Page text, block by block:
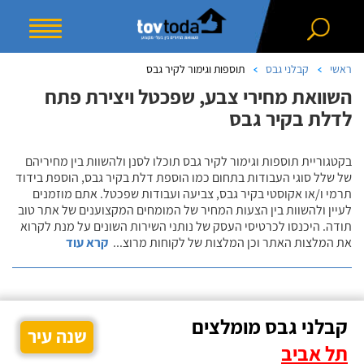
ראשי קבלני גבס תוספות וגימור לקיר גבס
השוואת מחירי צבע, שפכטל ויצירת פתח
לדלת בקיר גבס
בקטגוריית תוספות וגימור לקיר גבס תוכלו לסנן ולהשוות בין מחיריהם
של שלל סוגי העבודות בתחום כמו הוספת דלת בקיר גבס, הוספת בידוד
תרמי ו/או אקוסטי בקיר גבס, צביעה ועבודות שפכטל. אתם מוזמנים
לעיין ולהשוות בין הצעות המחיר של המומחים המקצוענים של אתר טוב
תודה. היכנסו לכרטיסי העסק של נותני השירות השונים על מנת לקרוא
את המלצות האתר וכן המלצות של לקוחות מרוצ... קרא עוד
קבלני גבס מומלצים
תל אביב
שנה עיר